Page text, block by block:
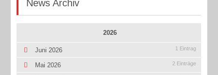
News Archiv
2026
Juni 2026 1 Eintrag
Mai 2026 2 Einträge